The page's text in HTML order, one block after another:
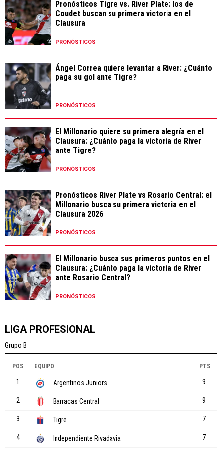
Pronósticos Tigre vs. River Plate: los de
Coudet buscan su primera victoria en el
Clausura
PRONÓSTICOS
Ángel Correa quiere levantar a River: ¿Cuánto
paga su gol ante Tigre?
PRONÓSTICOS
El Millonario quiere su primera alegría en el
Clausura: ¿Cuánto paga la victoria de River
ante Tigre?
PRONÓSTICOS
Pronósticos River Plate vs Rosario Central: el
Millonario busca su primera victoria en el
Clausura 2026
PRONÓSTICOS
El Millonario busca sus primeros puntos en el
Clausura: ¿Cuánto paga la victoria de River
ante Rosario Central?
PRONÓSTICOS
LIGA PROFESIONAL